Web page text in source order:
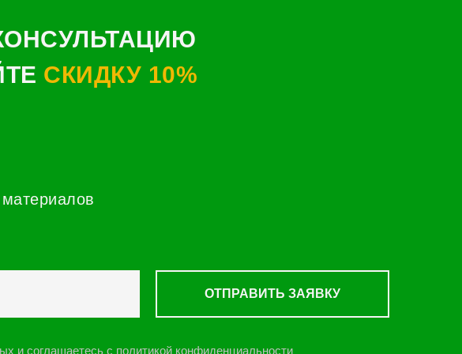
СКИДКУ 10%
ОТПРАВИТЬ ЗАЯВКУ
и соглашаетесь c политикой конфиденциальности